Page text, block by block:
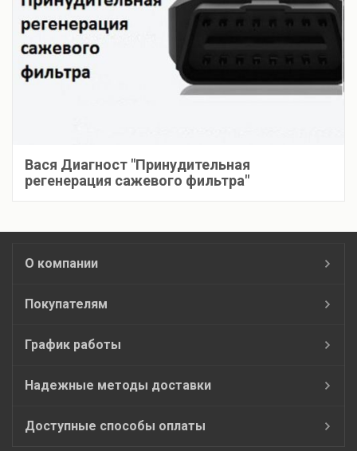
Вася Диагност "Принудительная
регенерация сажевого фильтра"
О компании
Покупателям
График работы
Надежные методы доставки
Доступные способы оплаты